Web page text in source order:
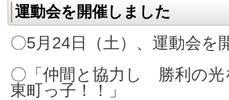
運動会を開催しました
〇5月24日（土）、運動会を
〇「仲間と協力し 勝利の
東町っ子！！」